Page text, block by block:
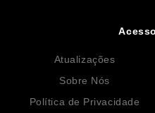
Atualizações
Sobre Nós
Política de Privacidade